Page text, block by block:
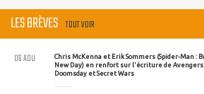
LES BRÈVES TOUT VOIR
Chris McKenna et Erik Sommers (Spider-Man :
New Day) en renfort sur l'écriture de Avengers
Doomsday et Secret Wars
06 AOU